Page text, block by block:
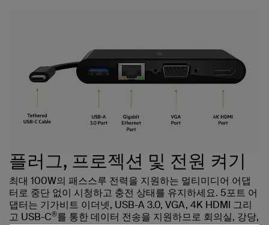
플러그, 프로젝션 및 전원 켜기
최대 100W의 패스스루 전력을 지원하는 멀티미디어 어댑
터로 중단 없이 시청하고 충전 상태를 유지하세요. 5포트 어
댑터는 기가비트 이더넷, USB-A 3.0, VGA, 4K HDMI 그리
고 USB-C®를 통한 데이터 전송을 지원하므로 회의실, 강당,